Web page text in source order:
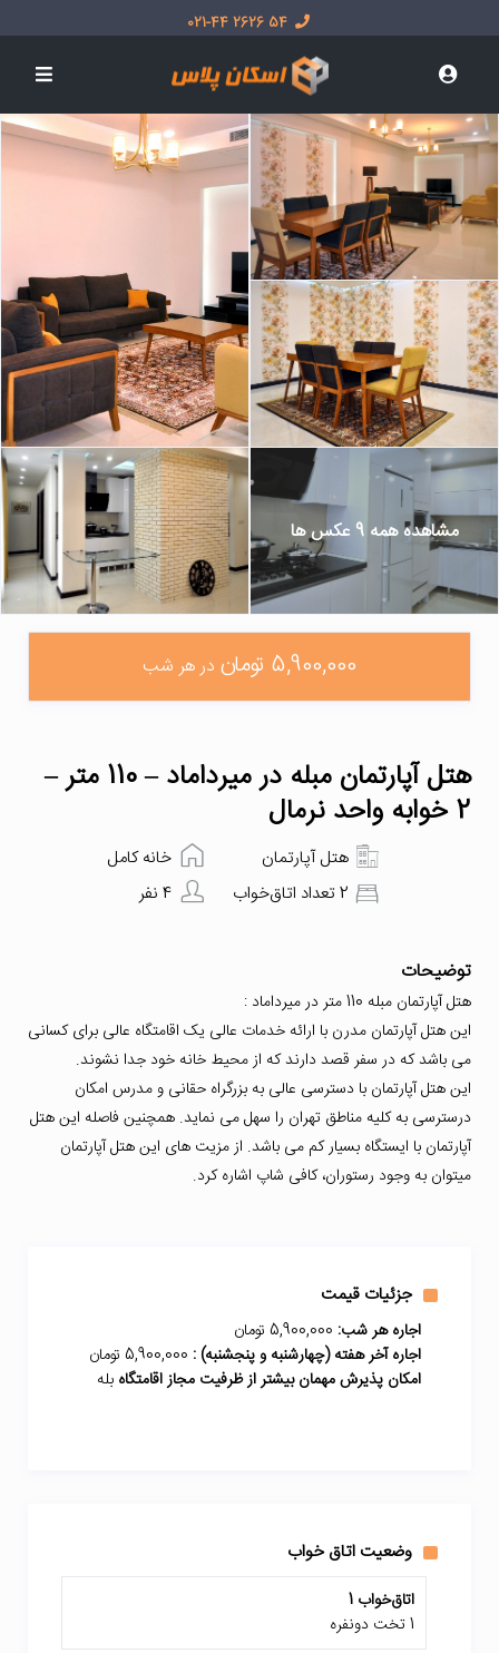
54 2626 021-44
مشاهده همه 9 عکس ها
5,900,000 تومان در هر شب
هتل آپارتمان مبله در میرداماد – 110 متر –
2 خوابه واحد نرمال
خانه کامل
هتل آپارتمان
4 نفر
2 تعداد اتاق‌خواب
توضیحات
هتل آپارتمان مبله 110 متر در میرداماد :
این هتل آپارتمان مدرن با ارائه خدمات عالی یک اقامتگاه عالی برای کسانی
می باشد که در سفر قصد دارند که از محیط خانه خود جدا نشوند.
این هتل آپارتمان با دسترسی عالی به بزرگراه حقانی و مدرس امکان
درسترسی به کلیه مناطق تهران را سهل می نماید. همچنین فاصله این هتل
آپارتمان با ایستگاه بسیار کم می باشد. از مزیت های این هتل آپارتمان
میتوان به وجود رستوران، کافی شاپ اشاره کرد.
جزئیات قیمت
اجاره هر شب:
اجاره آخر هفته (چهارشنبه و پنجشنبه) :
امکان پذیرش مهمان بیشتر از ظرفیت مجاز اقامتگاه بله
وضعیت اتاق خواب
اتاق‌خواب 1
1 تخت دونفره